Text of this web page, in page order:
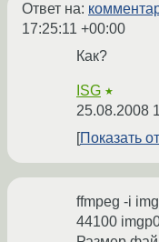
Ответ на:
17:25:11 +00:00
Как?
ISG ★
25.08.2008
Показать
ffmpeg -i
44100